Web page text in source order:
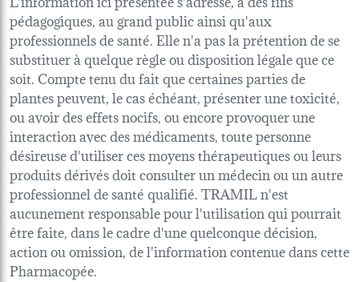
pédagogiques, au grand public ainsi qu'aux
professionnels de santé. Elle n'a pas la prétention de se
substituer à quelque règle ou disposition légale que ce
soit. Compte tenu du fait que certaines parties de
plantes peuvent, le cas échéant, présenter une toxicité,
ou avoir des effets nocifs, ou encore provoquer une
interaction avec des médicaments, toute personne
désireuse d'utiliser ces moyens thérapeutiques ou leurs
produits dérivés doit consulter un médecin ou un autre
professionnel de santé qualifié. TRAMIL n'est
aucunement responsable pour l'utilisation qui pourrait
être faite, dans le cadre d'une quelconque décision,
action ou omission, de l'information contenue dans cette
Pharmacopée.